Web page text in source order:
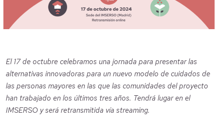
El 17 de octubre celebramos una jornada para presentar las
alternativas innovadoras para un nuevo modelo de cuidados de
las personas mayores en las que las comunidades del proyecto
han trabajado en los últimos tres años. Tendrá lugar en el
IMSERSO y será retransmitida vía streaming.